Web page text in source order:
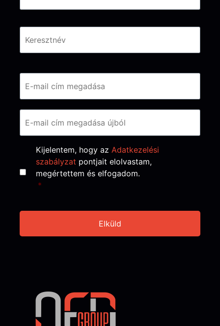
Email *
Consent *
Kijelentem, hogy az Adatkezelési
szabályzat pontjait elolvastam,
megértettem és elfogadom.
*